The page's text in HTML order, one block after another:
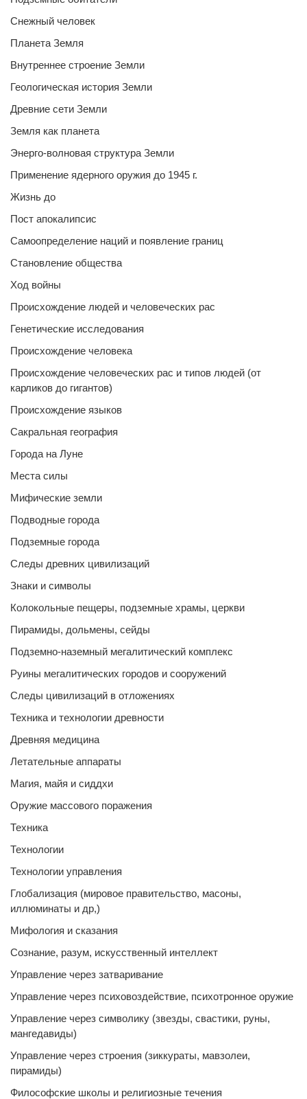
Снежный человек
Планета Земля
Внутреннее строение Земли
Геологическая история Земли
Древние сети Земли
Земля как планета
Энерго-волновая структура Земли
Применение ядерного оружия до 1945 г.
Жизнь до
Пост апокалипсис
Самоопределение наций и появление границ
Становление общества
Ход войны
Происхождение людей и человеческих рас
Генетические исследования
Происхождение человека
Происхождение человеческих рас и типов людей (от
карликов до гигантов)
Происхождение языков
Сакральная география
Города на Луне
Места силы
Мифические земли
Подводные города
Подземные города
Следы древних цивилизаций
Знаки и символы
Колокольные пещеры, подземные храмы, церкви
Пирамиды, дольмены, сейды
Подземно-наземный мегалитический комплекс
Руины мегалитических городов и сооружений
Следы цивилизаций в отложениях
Техника и технологии древности
Древняя медицина
Летательные аппараты
Магия, майя и сиддхи
Оружие массового поражения
Техника
Технологии
Технологии управления
Глобализация (мировое правительство, масоны,
иллюминаты и др,)
Мифология и сказания
Сознание, разум, искусственный интеллект
Управление через затваривание
Управление через психовоздействие, психотронное оружие
Управление через символику (звезды, свастики, руны,
мангедавиды)
Управление через строения (зиккураты, мавзолеи,
пирамиды)
Философские школы и религиозные течения